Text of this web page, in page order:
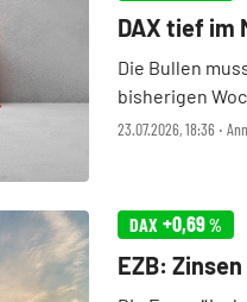
23.07.2026, 18:36 ‧
DAX tief im
Die Bullen
bisherigen
die
DAX +0,69%
EZB: